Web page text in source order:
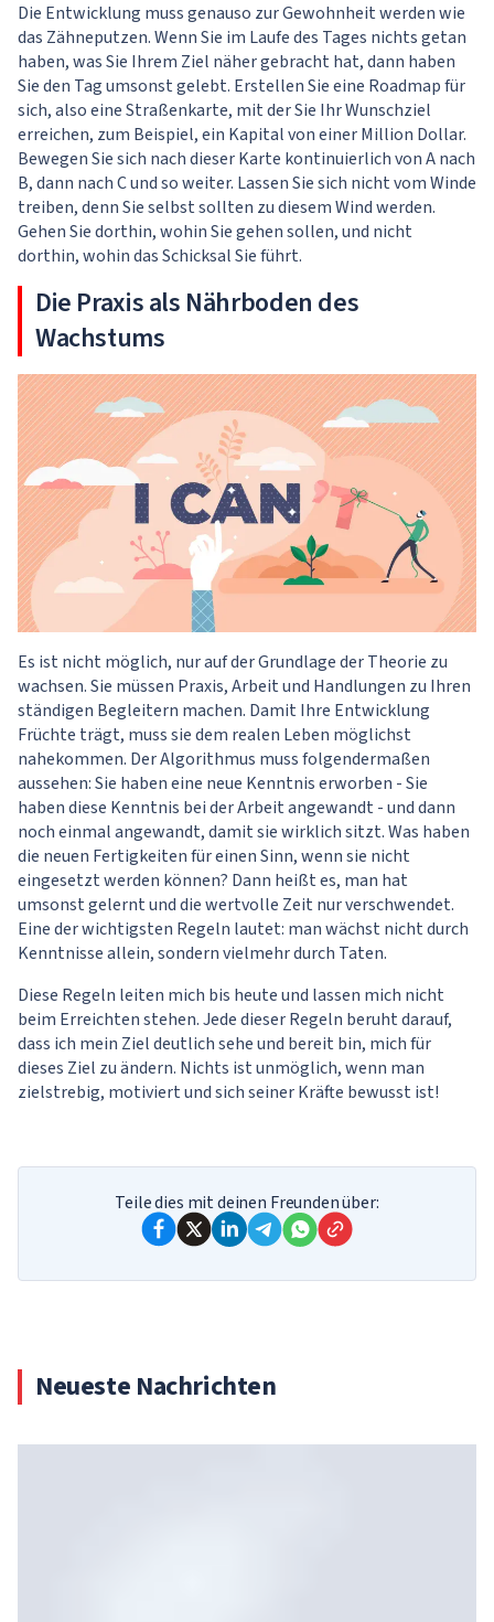
Die Entwicklung muss genauso zur Gewohnheit werden wie
das Zähneputzen. Wenn Sie im Laufe des Tages nichts getan
haben, was Sie Ihrem Ziel näher gebracht hat, dann haben
Sie den Tag umsonst gelebt. Erstellen Sie eine Roadmap für
sich, also eine Straßenkarte, mit der Sie Ihr Wunschziel
erreichen, zum Beispiel, ein Kapital von einer Million Dollar.
Bewegen Sie sich nach dieser Karte kontinuierlich von A nach
B, dann nach C und so weiter. Lassen Sie sich nicht vom Winde
treiben, denn Sie selbst sollten zu diesem Wind werden.
Gehen Sie dorthin, wohin Sie gehen sollen, und nicht
dorthin, wohin das Schicksal Sie führt.
Die Praxis als Nährboden des
Wachstums
Es ist nicht möglich, nur auf der Grundlage der Theorie zu
wachsen. Sie müssen Praxis, Arbeit und Handlungen zu Ihren
ständigen Begleitern machen. Damit Ihre Entwicklung
Früchte trägt, muss sie dem realen Leben möglichst
nahekommen. Der Algorithmus muss folgendermaßen
aussehen: Sie haben eine neue Kenntnis erworben - Sie
haben diese Kenntnis bei der Arbeit angewandt - und dann
noch einmal angewandt, damit sie wirklich sitzt. Was haben
die neuen Fertigkeiten für einen Sinn, wenn sie nicht
eingesetzt werden können? Dann heißt es, man hat
umsonst gelernt und die wertvolle Zeit nur verschwendet.
Eine der wichtigsten Regeln lautet: man wächst nicht durch
Kenntnisse allein, sondern vielmehr durch Taten.
Diese Regeln leiten mich bis heute und lassen mich nicht
beim Erreichten stehen. Jede dieser Regeln beruht darauf,
dass ich mein Ziel deutlich sehe und bereit bin, mich für
dieses Ziel zu ändern. Nichts ist unmöglich, wenn man
zielstrebig, motiviert und sich seiner Kräfte bewusst ist!
Teile dies mit deinen Freunden über:
Neueste Nachrichten